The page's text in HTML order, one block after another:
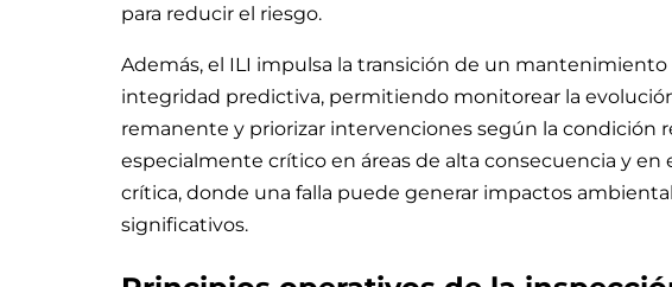
para reducir el riesgo.
Además, el ILI impulsa la transición de un
integridad predictiva, permitiendo monitorear la
remanente y priorizar intervenciones según la condición
especialmente crítico en áreas de alta consecuencia y
crítica, donde una falla puede generar impactos
significativos.